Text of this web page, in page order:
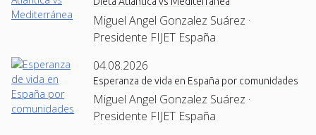
Miguel Angel Gonzalez Suárez ·
Presidente FIJET España
04.08.2026
Esperanza de vida en España por comunidades
Miguel Angel Gonzalez Suárez ·
Presidente FIJET España